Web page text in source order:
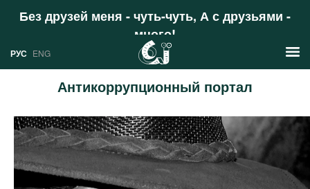
Без друзей меня - чуть-чуть, А с друзьями -
много!
Поддержать
РУС ENG
Антикоррупционный портал
РУС
ENG
Новости
Аналитика
Профили